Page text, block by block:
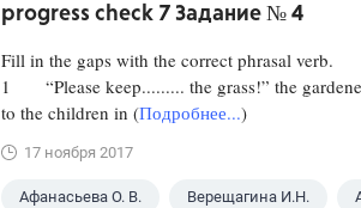
progress check 7 Задание № 4
Fill in the gaps with the correct phrasal verb.
1 “Please keep......... the grass!” the
to the children in (Подробнее...)
17 ноября 2017
Афанасьева О. В. Верещагина И.Н.